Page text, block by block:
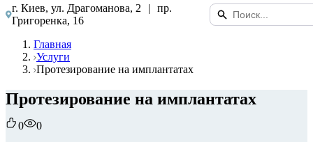
г. Киев, ул. Драгоманова, 2 |
пр.
Григоренка, 16
Главная
Услуги
Протезирование на имплантатах
Протезирование на имплантатах
0
0